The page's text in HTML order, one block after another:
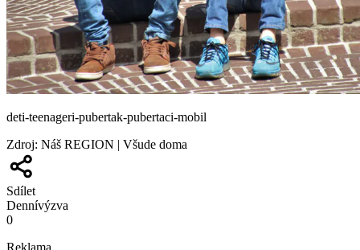
deti-teenageri-pubertak-pubertaci-mobil
Zdroj: Náš REGION | Všude doma
Sdílet
Dennívýzva
0
Reklama